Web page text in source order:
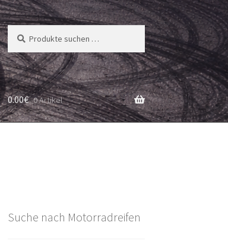
Suchen
nach:
Suchen
0.00€ 0 Artikel
Suche nach Motorradreifen